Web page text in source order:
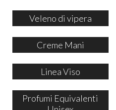
Veleno di vipera
Creme Mani
Linea Viso
Profumi Equivalenti